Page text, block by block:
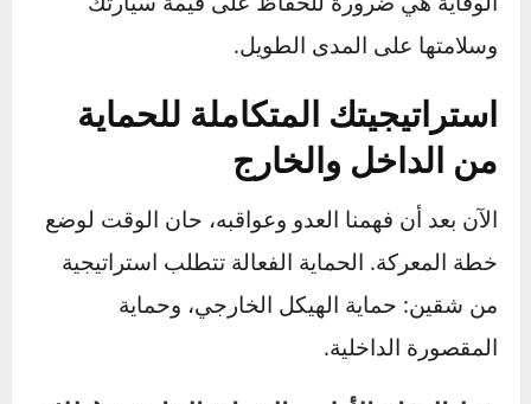
عمر البطارية بشكل كبير، وتسبب جفاف وتآكل
الأجزاء المطاطية مثل خراطيم المحرك وريش
المساحات.
انخفاض هائل في القيمة: سيارة ذات طلاء باهت
ومقصورة متشققة تفقد جزءاً كبيراً من قيمتها عند
إعادة البيع، بغض النظر عن حالتها الميكانيكية.
الوقاية هي ضرورة للحفاظ على قيمة سيارتك
وسلامتها على المدى الطويل.